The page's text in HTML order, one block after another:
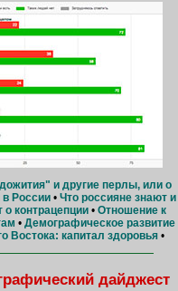
и другие перлы, или о
в России• Что россияне знают и
контрацепции • Отношение к
• Демографическое развитие
Востока: капитал здоровья •
дайджест